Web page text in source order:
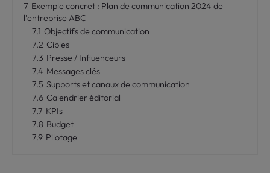
7 Exemple concret : Plan de communication 2024 de
l’entreprise ABC
7.1 Objectifs de communication
7.2 Cibles
7.3 Presse / Influenceurs
7.4 Messages clés
7.5 Supports et canaux de communication
7.6 Calendrier éditorial
7.7 KPIs
7.8 Budget
7.9 Pilotage